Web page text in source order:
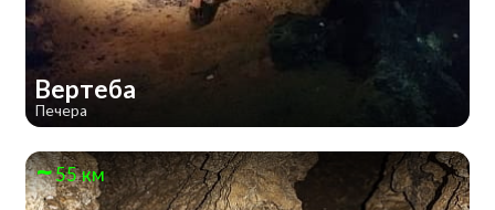
Вертеба
Печера
55 км